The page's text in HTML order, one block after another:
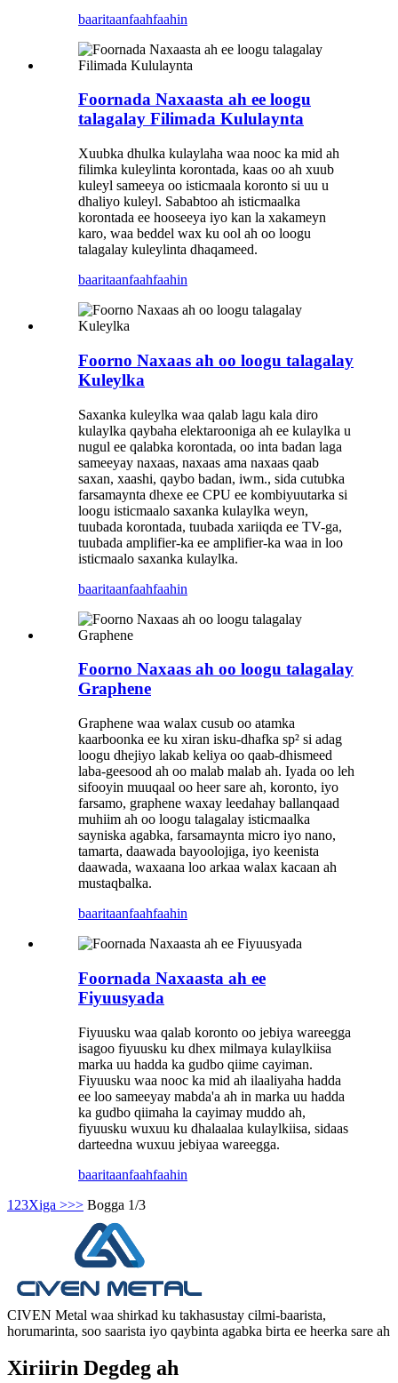
baaritaanfaahfaahin
Foornada Naxaasta ah ee loogu
talagalay Filimada Kululaynta
Xuubka dhulka kulaylaha waa nooc ka mid ah
filimka kuleylinta korontada, kaas oo ah xuub
kuleyl sameeya oo isticmaala koronto si uu u
dhaliyo kuleyl. Sababtoo ah isticmaalka
korontada ee hooseeya iyo kan la xakameyn
karo, waa beddel wax ku ool ah oo loogu
talagalay kuleylinta dhaqameed.
baaritaanfaahfaahin
Foorno Naxaas ah oo loogu talagalay
Kuleylka
Saxanka kuleylka waa qalab lagu kala diro
kulaylka qaybaha elektarooniga ah ee kulaylka u
nugul ee qalabka korontada, oo inta badan laga
sameeyay naxaas, naxaas ama naxaas qaab
saxan, xaashi, qaybo badan, iwm., sida cutubka
farsamaynta dhexe ee CPU ee kombiyuutarka si
loogu isticmaalo saxanka kulaylka weyn,
tuubada korontada, tuubada xariiqda ee TV-ga,
tuubada amplifier-ka ee amplifier-ka waa in loo
isticmaalo saxanka kulaylka.
baaritaanfaahfaahin
Foorno Naxaas ah oo loogu talagalay
Graphene
Graphene waa walax cusub oo atamka
kaarboonka ee ku xiran isku-dhafka sp² si adag
loogu dhejiyo lakab keliya oo qaab-dhismeed
laba-geesood ah oo malab malab ah. Iyada oo leh
sifooyin muuqaal oo heer sare ah, koronto, iyo
farsamo, graphene waxay leedahay ballanqaad
muhiim ah oo loogu talagalay isticmaalka
sayniska agabka, farsamaynta micro iyo nano,
tamarta, daawada bayoolojiga, iyo keenista
daawada, waxaana loo arkaa walax kacaan ah
mustaqbalka.
baaritaanfaahfaahin
Foornada Naxaasta ah ee
Fiyuusyada
Fiyuusku waa qalab koronto oo jebiya wareegga
isagoo fiyuusku ku dhex milmaya kulaylkiisa
marka uu hadda ka gudbo qiime cayiman.
Fiyuusku waa nooc ka mid ah ilaaliyaha hadda
ee loo sameeyay mabda'a ah in marka uu hadda
ka gudbo qiimaha la cayimay muddo ah,
fiyuusku wuxuu ku dhalaalaa kulaylkiisa, sidaas
darteedna wuxuu jebiyaa wareegga.
baaritaanfaahfaahin
1 23Xiga >>> Bogga 1/3
CIVEN Metal waa shirkad ku takhasustay cilmi-baarista,
horumarinta, soo saarista iyo qaybinta agabka birta ee heerka sare ah
Xiriirin Degdeg ah